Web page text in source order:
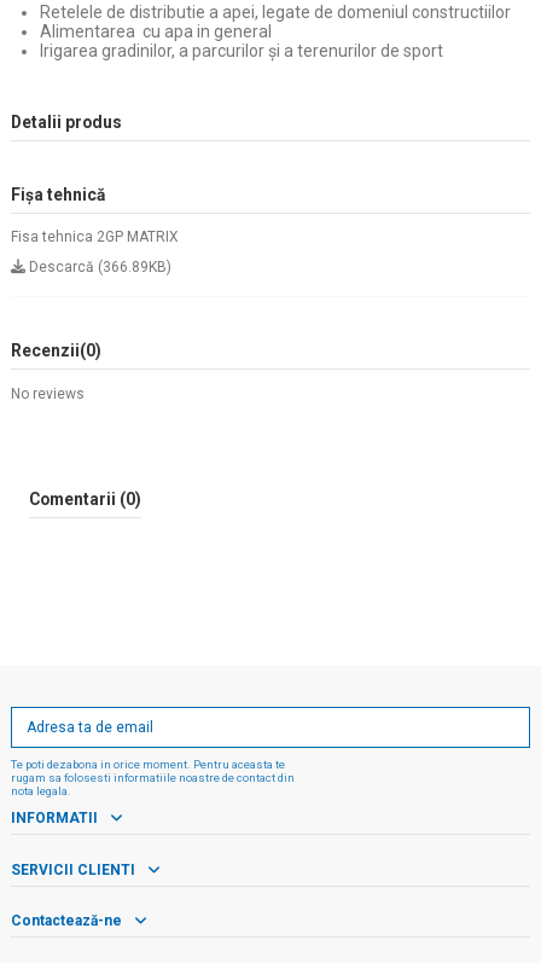
Retelele de distributie a apei, legate de domeniul constructiilor
Alimentarea cu apa in general
Irigarea gradinilor, a parcurilor și a terenurilor de sport
Detalii produs
Fișa tehnică
Fisa tehnica 2GP MATRIX
Descarcă (366.89KB)
Recenzii(0)
No reviews
Comentarii (0)
Te poti dezabona in orice moment. Pentru aceasta te
rugam sa folosesti informatiile noastre de contact din
nota legala.
INFORMATII
SERVICII CLIENTI
Contactează-ne